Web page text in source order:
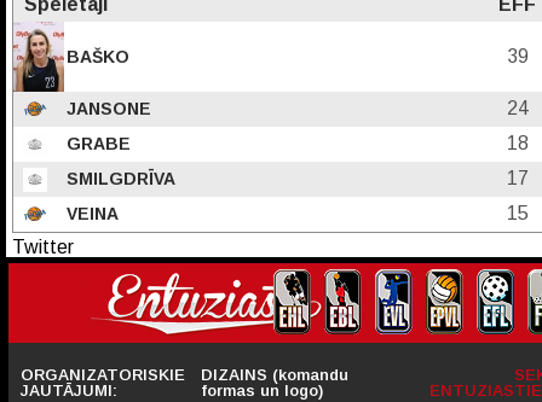
Spēlētāji
EFF
BAŠKO 39
JANSONE 24
GRABE 18
SMILGDRĪVA 17
VEINA
15
Twitter
ORGANIZATORISKIE
JAUTĀJUMI:
DIZAINS (komandu
formas un logo)